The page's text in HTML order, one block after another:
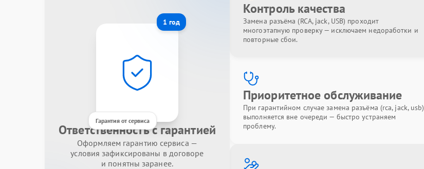
1 год
Гарантия от сервиса
Ответственность с гарантией
Оформляем гарантию сервиса —
условия зафиксированы в договоре
и понятны заранее.
Контроль качества
Замена разъёма (RCA, jack, USB) проходит
многоэтапную проверку — исключаем недоработки и
повторные сбои.
Приоритетное обслуживание
При гарантийном случае замена разъёма (rca, jack, usb)
выполняется вне очереди — быстро устраняем
проблему.